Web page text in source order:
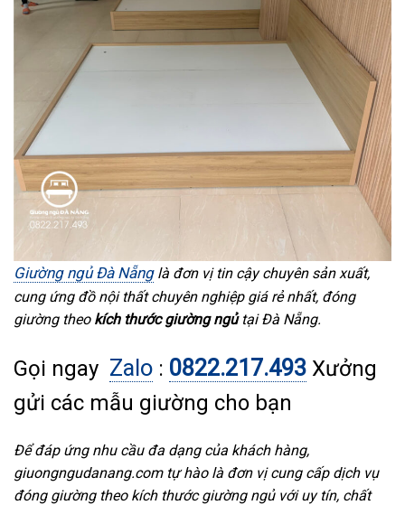
Giường ngủ Đà Nẵnglà đơn vị tin cậy chuyên sản xuất,
cung ứng đồ nội thất chuyên nghiệp giá rẻ nhất, đóng
giường theo kích thước giường ngủtại Đà Nẵng.
Gọi ngay Zalo : 0822.217.493 Xưởng
gửi các mẫu giường cho bạn
Để đáp ứng nhu cầu đa dạng của khách hàng,
giuongngudanang.com tự hào là đơn vị cung cấp dịch vụ
đóng giường theo kích thước giường ngủ với uy tín, chất